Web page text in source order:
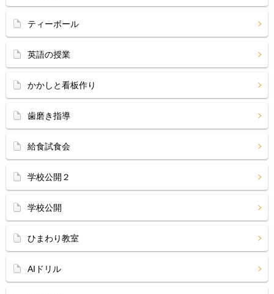
ティーボール
英語の授業
かかしと看板作り
歯磨き指導
給食試食会
学校公開２
学校公開
ひまわり教室
AIドリル